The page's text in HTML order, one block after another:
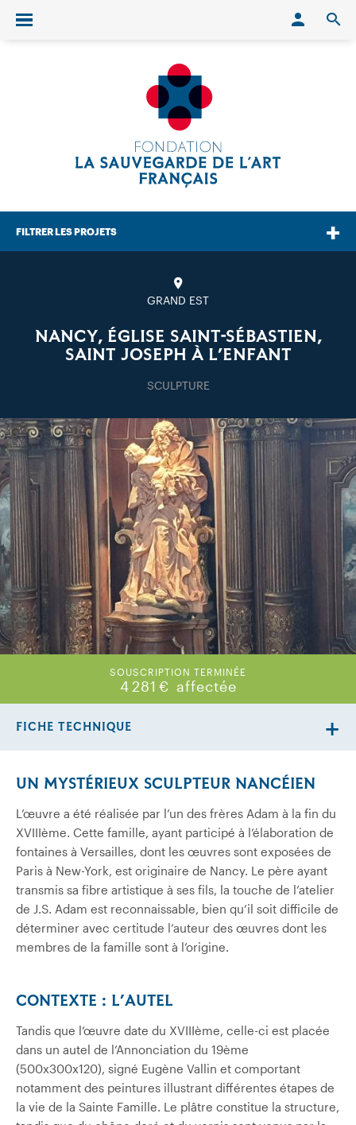
Ouvrir/fermer le menu
FILTRER LES PROJETS
GRAND EST
NANCY, ÉGLISE SAINT-SÉBASTIEN,
SAINT JOSEPH À L’ENFANT
SCULPTURE
4 281 €
SOUSCRIPTION TERMINÉE
UN MYSTÉRIEUX SCULPTEUR NANCÉIEN
L’œuvre a été réalisée par l’un des frères Adam à la fin du
XVIIIème. Cette famille, ayant participé à l’élaboration de
fontaines à Versailles, dont les œuvres sont exposées de
Paris à New-York, est originaire de Nancy. Le père ayant
transmis sa fibre artistique à ses fils, la touche de l’atelier
de J.S. Adam est reconnaissable, bien qu’il soit difficile de
déterminer avec certitude l’auteur des œuvres dont les
membres de la famille sont à l’origine.
CONTEXTE : L’AUTEL
Tandis que l’œuvre date du XVIIIème, celle-ci est placée
dans un autel de l’Annonciation du 19ème
(500x300x120), signé Eugène Vallin et comportant
notamment des peintures illustrant différentes étapes de
la vie de la Sainte Famille. Le plâtre constitue la structure,
FICHE TECHNIQUE